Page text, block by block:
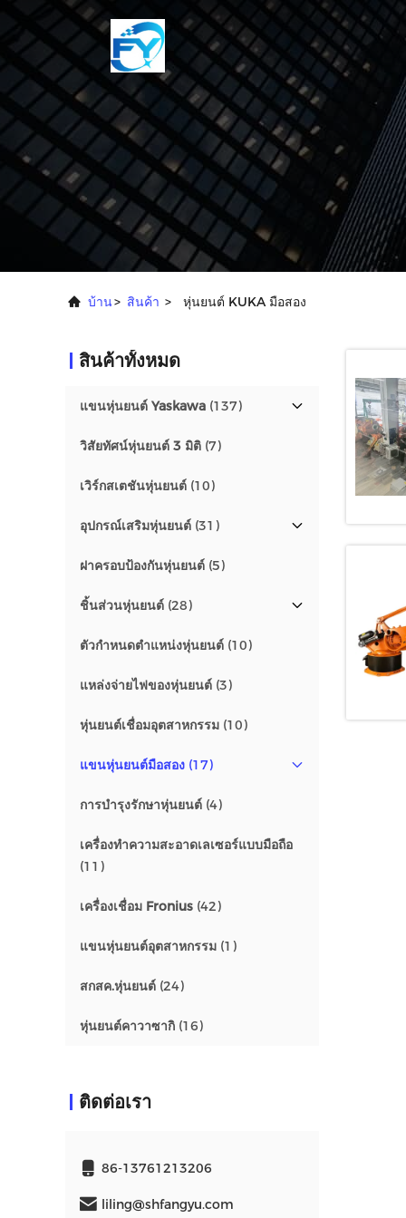
บ้าน> สินค้า > หุ่นยนต์ KUKA มือสอง
สินค้าทั้งหมด
แขนหุ่นยนต์ Yaskawa (137)
วิสัยทัศน์หุ่นยนต์ 3 มิติ (7)
เวิร์กสเตชันหุ่นยนต์ (10)
อุปกรณ์เสริมหุ่นยนต์ (31)
ฝาครอบป้องกันหุ่นยนต์ (5)
ชิ้นส่วนหุ่นยนต์ (28)
ตัวกำหนดตำแหน่งหุ่นยนต์ (10)
แหล่งจ่ายไฟของหุ่นยนต์ (3)
หุ่นยนต์เชื่อมอุตสาหกรรม (10)
แขนหุ่นยนต์มือสอง (17)
การบำรุงรักษาหุ่นยนต์ (4)
เครื่องทำความสะอาดเลเซอร์แบบมือถือ
(11)
เครื่องเชื่อม Fronius (42)
แขนหุ่นยนต์อุตสาหกรรม (1)
สกสค.หุ่นยนต์ (24)
หุ่นยนต์คาวาซากิ (16)
ติดต่อเรา
86-13761213206
liling@shfangyu.com